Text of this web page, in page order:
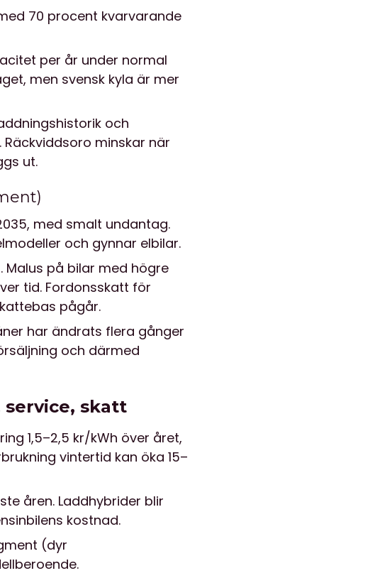
70 procent kvarvarande
per år under normal
men svensk kyla är mer
och
minskar när
ut.
med smalt undantag.
och gynnar elbilar.
Malus på bilar med högre
tid. Fordonsskatt för
pågår.
har ändrats flera gånger
och därmed
skatt
1,5–2,5 kr/kWh över året,
vintertid kan öka 15–
åren. Laddhybrider blir
kostnad.
(dyr